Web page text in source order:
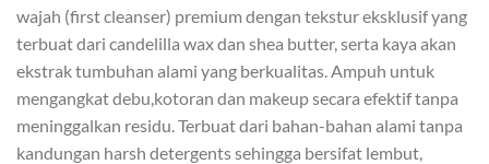
wajah (first cleanser) premium dengan tekstur eksklusif yang
terbuat dari candelilla wax dan shea butter, serta kaya akan
ekstrak tumbuhan alami yang berkualitas. Ampuh untuk
mengangkat debu,kotoran dan makeup secara efektif tanpa
meninggalkan residu. Terbuat dari bahan-bahan alami tanpa
kandungan harsh detergents sehingga bersifat lembut,